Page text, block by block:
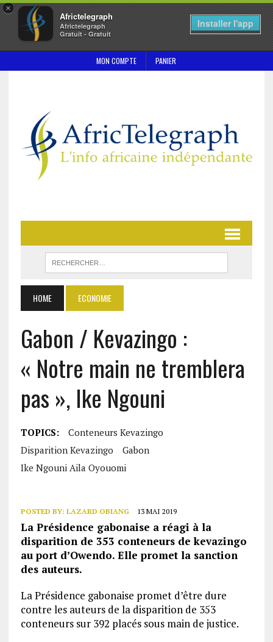
×
Africtelegraph
Africtelegraph
Gratuit - Gratuit
Installer l'app
MON COMPTE PANIER
HOME ECONOMIE
Gabon / Kevazingo :
« Notre main ne tremblera
pas », Ike Ngouni
TOPICS:
Conteneurs Kevazingo
Disparition Kevazingo
Gabon
Ike Ngouni Aila Oyouomi
POSTED BY: LAZARD OBIANG 13 MAI 2019
La Présidence gabonaise a réagi à la
disparition de 353 conteneurs de kevazingo
au port d’Owendo. Elle promet la sanction
des auteurs.
La Présidence gabonaise promet d’être dure
contre les auteurs de la disparition de 353
conteneurs sur 392 placés sous main de justice.